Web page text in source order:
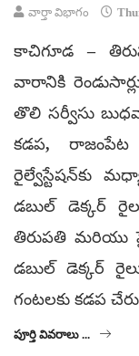
వార్తా విభాగం
కాచిగూడ –
వారానికి
తొలి సర్వీసు
కడప, రాజంపేట
రైల్వేస్టేషన్‌కు
డబుల్ డెక్కర్
తిరుపతి మరియు
డబుల్ డెక్కర్
గంటలకు కడప
పూర్తి వివరాలు ...